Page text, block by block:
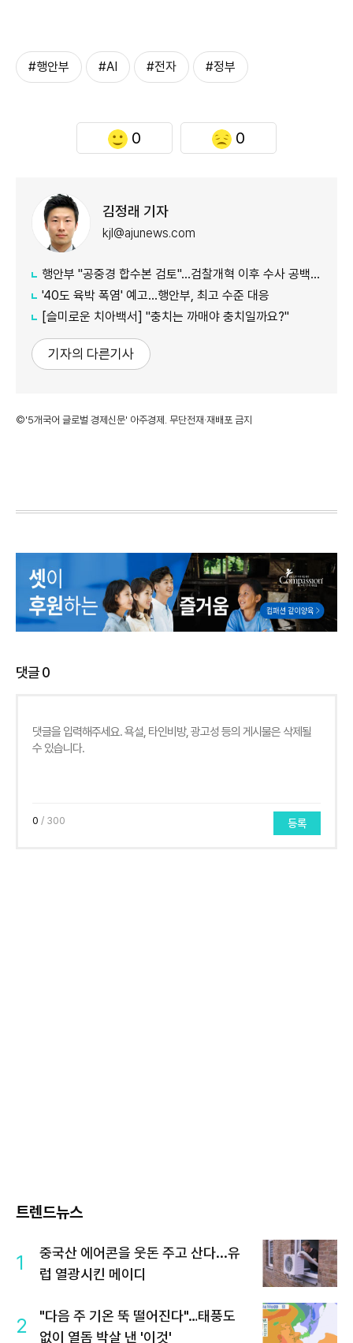
#행안부 #AI #전자 #정부
0 0
김정래 기자
kjl@ajunews.com
행안부 "공중경 합수본 검토"…검찰개혁 이후 수사 공백 대응 나서
'40도 육박 폭염' 예고…행안부, 최고 수준 대응
[슬미로운 치아백서] "충치는 까매야 충치일까요?"
기자의 다른기사
©'5개국어 글로벌 경제신문' 아주경제. 무단전재·재배포 금지
댓글0
0 / 300 등록
트렌드뉴스
1
중국산 에어콘을 웃돈 주고 산다...유
럽 열광시킨 메이디
2
"다음 주 기온 뚝 떨어진다"…태풍도
없이 열돔 박살 낸 '이것'